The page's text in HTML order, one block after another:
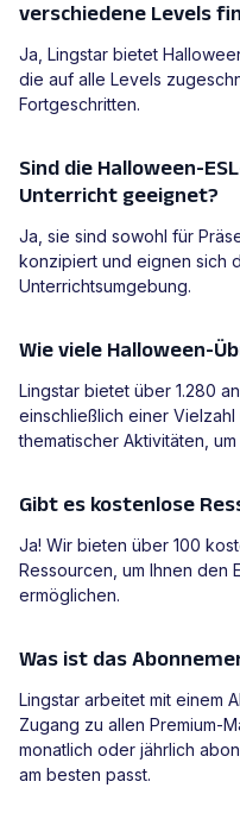
verschiedene Levels
Ja, Lingstar bietet
die auf alle Levels
Fortgeschritten.
Sind die Halloween-
Unterricht geeignet?
Ja, sie sind sowohl für
konzipiert und eignen sich
Unterrichtsumgebung.
Wie viele Halloween-
Lingstar bietet über 1.280
einschließlich einer
thematischer Aktivitäten,
Gibt es kostenlose
Ja! Wir bieten über 100
Ressourcen, um Ihnen den
ermöglichen.
Was ist das
Lingstar arbeitet mit einem
Zugang zu allen Premium-
monatlich oder jährlich
am besten passt.